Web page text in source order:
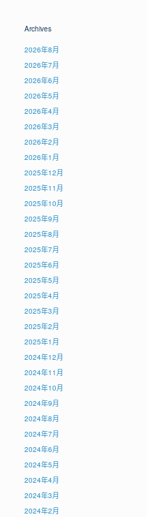
Archives
2026年8月
2026年7月
2026年6月
2026年5月
2026年4月
2026年3月
2026年2月
2026年1月
2025年12月
2025年11月
2025年10月
2025年9月
2025年8月
2025年7月
2025年6月
2025年5月
2025年4月
2025年3月
2025年2月
2025年1月
2024年12月
2024年11月
2024年10月
2024年9月
2024年8月
2024年7月
2024年6月
2024年5月
2024年4月
2024年3月
2024年2月